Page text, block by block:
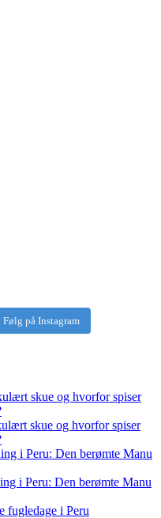
Følg på Instagram
skue og hvorfor spiser
skue og hvorfor spiser
i Peru: Den berømte Manu
i Peru: Den berømte Manu
fugledage i Peru